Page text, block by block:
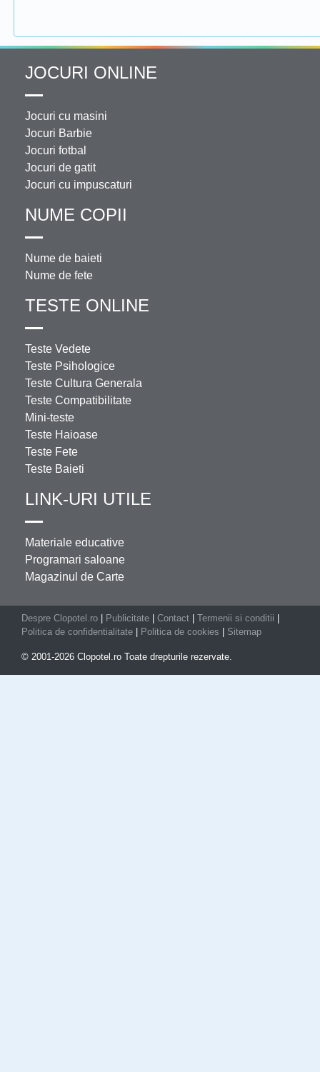
JOCURI ONLINE
Jocuri cu masini
Jocuri Barbie
Jocuri fotbal
Jocuri de gatit
Jocuri cu impuscaturi
NUME COPII
Nume de baieti
Nume de fete
TESTE ONLINE
Teste Vedete
Teste Psihologice
Teste Cultura Generala
Teste Compatibilitate
Mini-teste
Teste Haioase
Teste Fete
Teste Baieti
LINK-URI UTILE
Materiale educative
Programari saloane
Magazinul de Carte
Despre Clopotel.ro Publicitate Contact Termenii si conditii
Politica de confidentialitate
Politica de cookies Sitemap
© 2001-2026 Clopotel.ro Toate drepturile rezervate.